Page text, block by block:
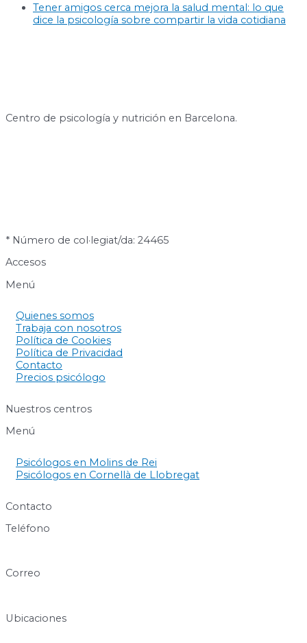
Tener amigos cerca mejora la salud mental: lo que
dice la psicología sobre compartir la vida cotidiana
Centro de psicología y nutrición en Barcelona.
* Número de col·legiat/da: 24465
Accesos
Menú
Quienes somos
Trabaja con nosotros
Política de Cookies
Política de Privacidad
Contacto
Precios psicólogo
Nuestros centros
Menú
Psicólogos en Molins de Rei
Psicólogos en Cornellà de Llobregat
Contacto
Teléfono
Correo
Ubicaciones